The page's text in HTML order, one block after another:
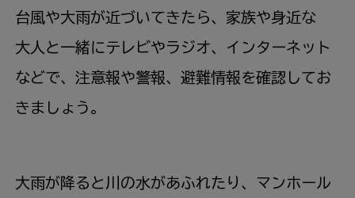
台風や大雨が近づいてきたら、 家族や身近な
大人 と 一緒にテレビやラジオ、インターネット
などで、注意報や警報、避難情報を確認 してお
きましょう。
大雨が降ると 川 の水があふれたり、マンホール